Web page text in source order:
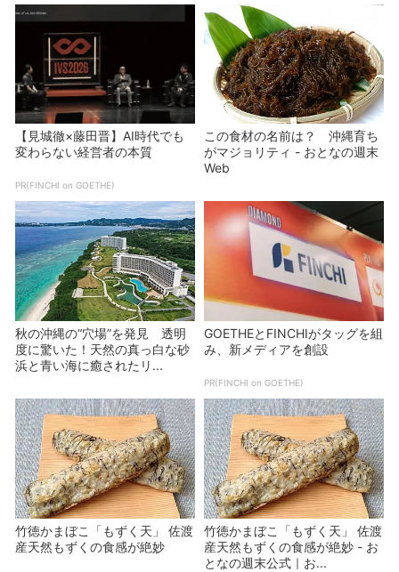
【見城徹×藤田晋】AI時代でも
変わらない経営者の本質
PR(FINCHI on GOETHE)
この食材の名前は？ 沖縄育ち
がマジョリティ - おとなの週末
Web
秋の沖縄の“穴場”を発見 透明
度に驚いた！天然の真っ白な砂
浜と青い海に癒されたリ...
GOETHEとFINCHIがタッグを組
み、新メディアを創設
PR(FINCHI on GOETHE)
竹徳かまぼこ「もずく天」 佐渡
産天然もずくの食感が絶妙
竹徳かまぼこ「もずく天」 佐渡
産天然もずくの食感が絶妙 - お
となの週末公式｜お...